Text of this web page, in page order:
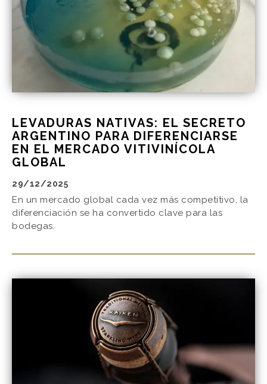
LEVADURAS NATIVAS: EL SECRETO
ARGENTINO PARA DIFERENCIARSE
EN EL MERCADO VITIVINÍCOLA
GLOBAL
29/12/2025
En un mercado global cada vez más competitivo, la
diferenciación se ha convertido clave para las
bodegas.